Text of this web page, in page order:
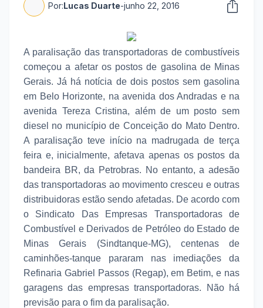
Por:Lucas Duarte-junho 22, 2016
A paralisação das transportadoras de combustíveis
começou a afetar os postos de gasolina de Minas
Gerais. Já há notícia de dois postos sem gasolina
em Belo Horizonte, na avenida dos Andradas e na
avenida Tereza Cristina, além de um posto sem
diesel no município de Conceição do Mato Dentro.
A paralisação teve início na madrugada de terça
feira e, inicialmente, afetava apenas os postos da
bandeira BR, da Petrobras. No entanto, a adesão
das transportadoras ao movimento cresceu e outras
distribuidoras estão sendo afetadas. De acordo com
o Sindicato Das Empresas Transportadoras de
Combustível e Derivados de Petróleo do Estado de
Minas Gerais (Sindtanque-MG), centenas de
caminhões-tanque pararam nas imediações da
Refinaria Gabriel Passos (Regap), em Betim, e nas
garagens das empresas transportadoras. Não há
previsão para o fim da paralisação.